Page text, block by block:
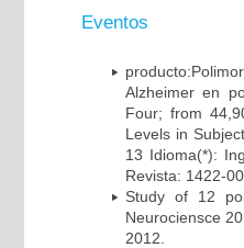
Eventos
Alzheimer en
Four; from
Levels in
13 Idioma(*):
Revista: 1422-
Study of 12
Neurociensce
2012.